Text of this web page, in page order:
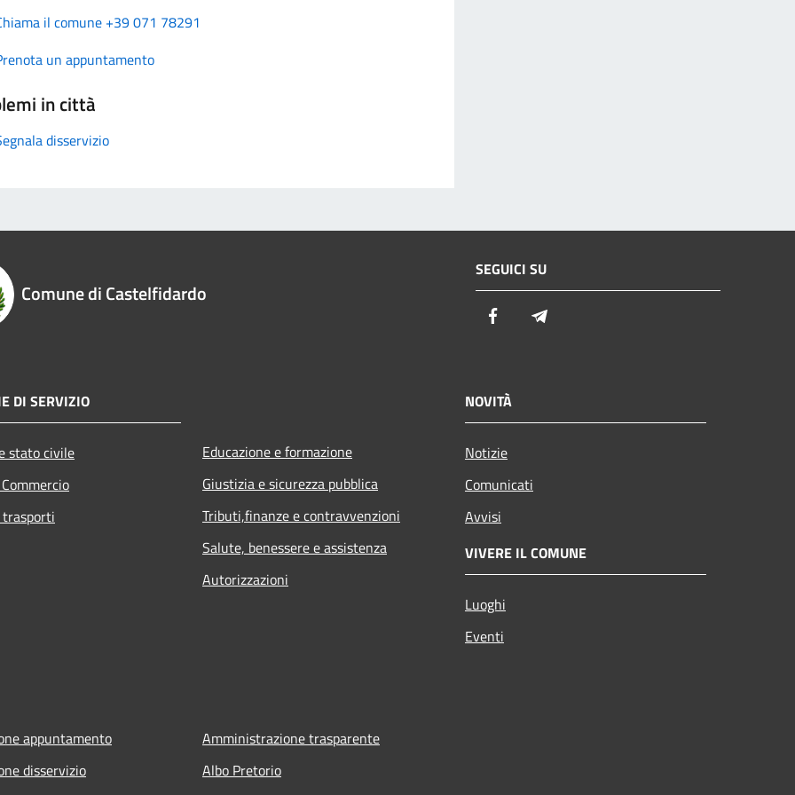
il comune +39 071 78291
un appuntamento
in città
disservizio
Comune di Castelfidardo
SEGUICI SU
Facebook
DI SERVIZIO
stato civile
Educazione e formazione
Giustizia e sicurezza pubblica
Tributi,finanze e contravvenzioni
Salute, benessere e assistenza
Autorizzazioni
NOVITÀ
Notizie
Comunicati
Avvisi
VIVERE IL COMUNE
Luoghi
Eventi
appuntamento
disservizio
Amministrazione trasparente
Albo Pretorio